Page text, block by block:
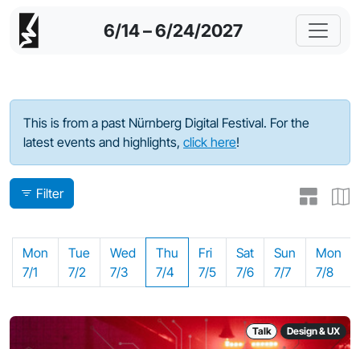
6/14 – 6/24/2027
Program - 2024
This is from a past Nürnberg Digital Festival. For the
latest events and highlights, click here!
Filter
Mon
7/1
Tue
7/2
Wed
7/3
Thu
7/4
Fri
7/5
Sat
7/6
Sun
7/7
Mon
7/8
Talk Design & UX